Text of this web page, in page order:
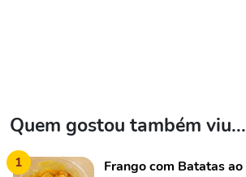
Quem gostou também viu...
1
Frango com Batatas ao